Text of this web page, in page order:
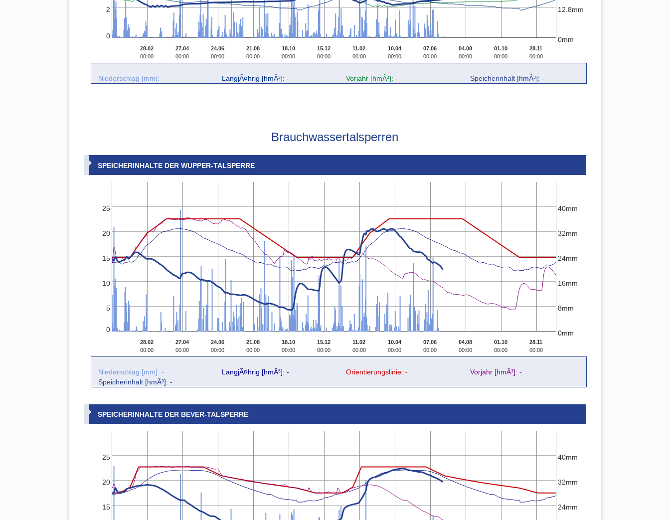
Niederschlag [mm]: - LangjÃ¤hrig [hmÂ³]: - Vorjahr [hmÂ³]: - Speicherinhalt [hmÂ³]: -
0
2
0mm
12.8mm
28.02
00:00
27.04
00:00
24.06
00:00
21.08
00:00
18.10
00:00
15.12
00:00
11.02
00:00
10.04
00:00
07.06
00:00
04.08
00:00
01.10
00:00
28.11
00:00
Brauchwassertalsperren
SPEICHERINHALTE DER WUPPER-TALSPERRE
Niederschlag [mm]: - LangjÃ¤hrig [hmÂ³]: - Orientierungslinie: -
Vorjahr [hmÂ³]: -
Speicherinhalt [hmÂ³]: -
0
5
10
15
20
25
0mm
8mm
16mm
24mm
32mm
40mm
28.02
00:00
27.04
00:00
24.06
00:00
21.08
00:00
18.10
00:00
15.12
00:00
11.02
00:00
10.04
00:00
07.06
00:00
04.08
00:00
01.10
00:00
28.11
00:00
SPEICHERINHALTE DER BEVER-TALSPERRE
15
20
25
24mm
32mm
40mm